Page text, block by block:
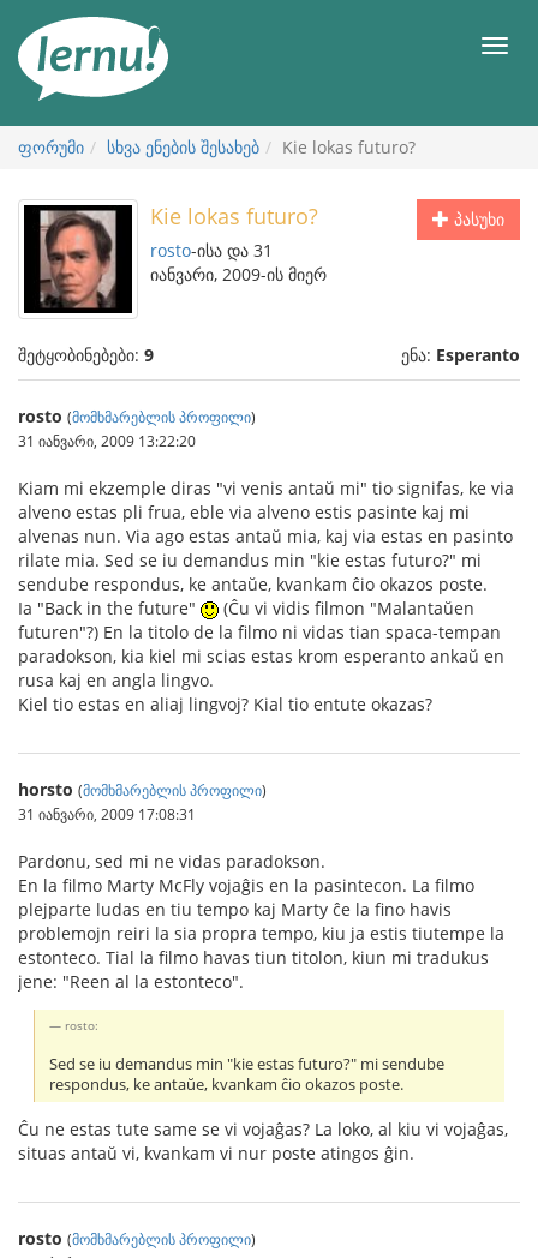
ნახვა
მენიუ
ფორუმი სხვა ენების შესახებ Kie lokas futuro?
პასუხი
Kie lokas futuro?
rosto-ისა და 31
იანვარი, 2009-ის მიერ
შეტყობინებები: 9 ენა: Esperanto
rosto (მომხმარებლის პროფილი)
31 იანვარი, 2009 13:22:20
Kiam mi ekzemple diras "vi venis antaŭ mi" tio signifas, ke via
alveno estas pli frua, eble via alveno estis pasinte kaj mi
alvenas nun. Via ago estas antaŭ mia, kaj via estas en pasinto
rilate mia. Sed se iu demandus min "kie estas futuro?" mi
sendube respondus, ke antaŭe, kvankam ĉio okazos poste.
Ia "Back in the future"
(Ĉu vi vidis filmon "Malantaŭen
futuren"?) En la titolo de la filmo ni vidas tian spaca-tempan
paradokson, kia kiel mi scias estas krom esperanto ankaŭ en
rusa kaj en angla lingvo.
Kiel tio estas en aliaj lingvoj? Kial tio entute okazas?
horsto (მომხმარებლის პროფილი)
31 იანვარი, 2009 17:08:31
Pardonu, sed mi ne vidas paradokson.
En la filmo Marty McFly vojaĝis en la pasintecon. La filmo
plejparte ludas en tiu tempo kaj Marty ĉe la fino havis
problemojn reiri la sia propra tempo, kiu ja estis tiutempe la
estonteco. Tial la filmo havas tiun titolon, kiun mi tradukus
jene: "Reen al la estonteco".
rosto:
Sed se iu demandus min "kie estas futuro?" mi sendube
respondus, ke antaŭe, kvankam ĉio okazos poste.
Ĉu ne estas tute same se vi vojaĝas? La loko, al kiu vi vojaĝas,
situas antaŭ vi, kvankam vi nur poste atingos ĝin.
rosto (მომხმარებლის პროფილი)